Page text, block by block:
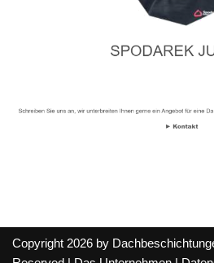
Copyright 2026 by